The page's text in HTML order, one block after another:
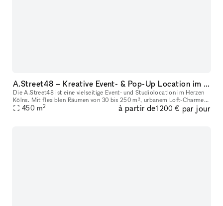
A.Street48 – Kreative Event- & Pop-Up Location im Belgischen Viertel Köln
Die A.Street48 ist eine vielseitige Event- und Studiolocation im Herzen
Kölns. Mit flexiblen Räumen von 30 bis 250 m², urbanem Loft-Charme
und moderner Ausstattung eignet sie sich perfekt für Pop-Ups
450 m2 à partir de1 200 € par jour